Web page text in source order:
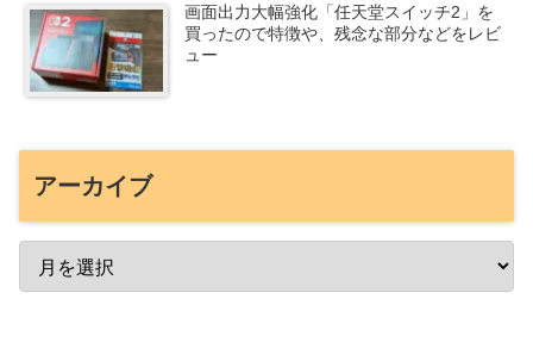
画面出力大幅強化「任天堂スイッチ2」を
買ったので特徴や、残念な部分などをレビ
ュー
アーカイブ